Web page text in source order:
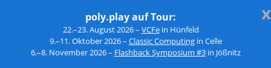
x
poly.play auf Tour:
22.–23. August 2026 – VCFein Hünfeld
9.–11. Oktober 2026 – Classic Computingin Celle
6.–8. November 2026 – Flashback Symposium #3in Jößnitz